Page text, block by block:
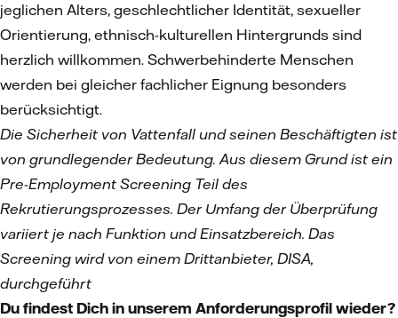
jeglichen Alters, geschlechtlicher Identität, sexueller
Orientierung, ethnisch-kulturellen Hintergrunds sind
herzlich willkommen. Schwerbehinderte Menschen
werden bei gleicher fachlicher Eignung besonders
berücksichtigt.
Die Sicherheit von Vattenfall und seinen Beschäftigten ist
von grundlegender Bedeutung. Aus diesem Grund ist ein
Pre-Employment Screening Teil des
Rekrutierungsprozesses. Der Umfang der Überprüfung
variiert je nach Funktion und Einsatzbereich. Das
Screening wird von einem Drittanbieter, DISA,
durchgeführt
Du findest Dich in unserem Anforderungsprofil wieder?